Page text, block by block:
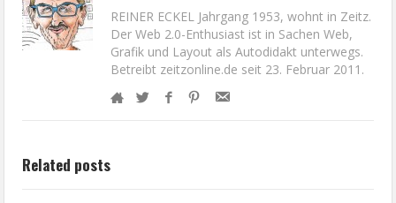
REINER ECKEL Jahrgang 1953, wohnt in Zeitz.
Der Web 2.0-Enthusiast ist in Sachen Web,
Grafik und Layout als Autodidakt unterwegs.
Betreibt zeitzonline.de seit 23. Februar 2011.
Related posts